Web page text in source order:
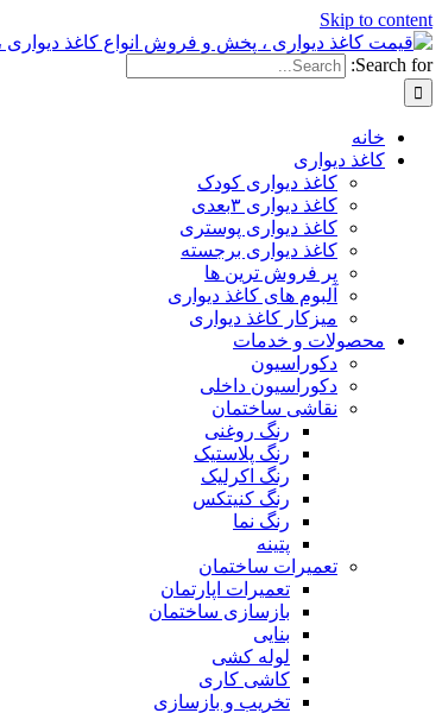
Skip to content
Search for:
خانه
کاغذ دیواری
کاغذ دیواری کودک
کاغذ دیواری ۳بعدی
کاغذ دیواری پوستری
کاغذ دیواری برجسته
پر فروش ترین ها
آلبوم های کاغذ دیواری
میزکار کاغذ دیواری
محصولات و خدمات
دکوراسیون
دکوراسیون داخلی
نقاشی ساختمان
رنگ روغنی
رنگ پلاستیک
رنگ اکرلیک
رنگ کنیتکس
رنگ نما
پتینه
تعمیرات ساختمان
تعمیرات اپارتمان
بازسازی ساختمان
بنایی
لوله کشی
کاشی کاری
تخریب و بازسازی